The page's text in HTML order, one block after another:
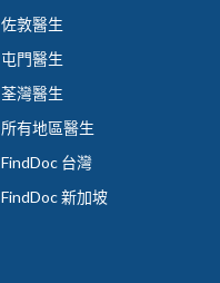
佐敦醫生
屯門醫生
荃灣醫生
所有地區醫生
FindDoc 台灣
FindDoc 新加坡